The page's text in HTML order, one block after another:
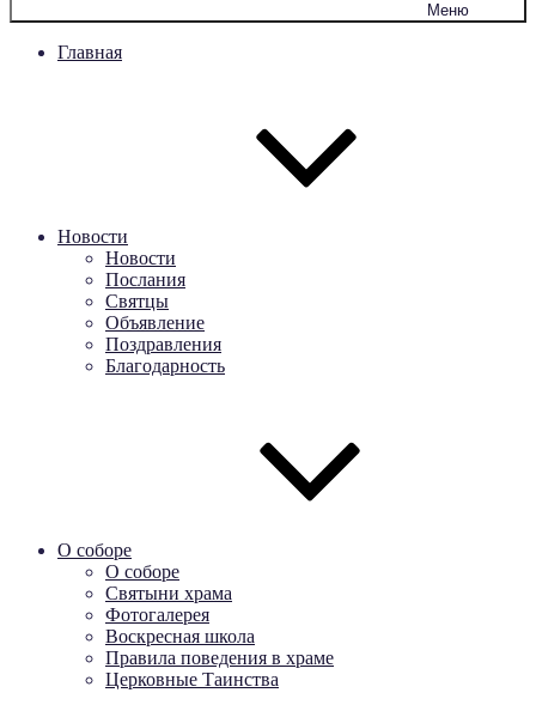
Меню
Главная
Новости
Новости
Послания
Святцы
Объявление
Поздравления
Благодарность
О соборе
О соборе
Святыни храма
Фотогалерея
Воскресная школа
Правила поведения в храме
Церковные Таинства